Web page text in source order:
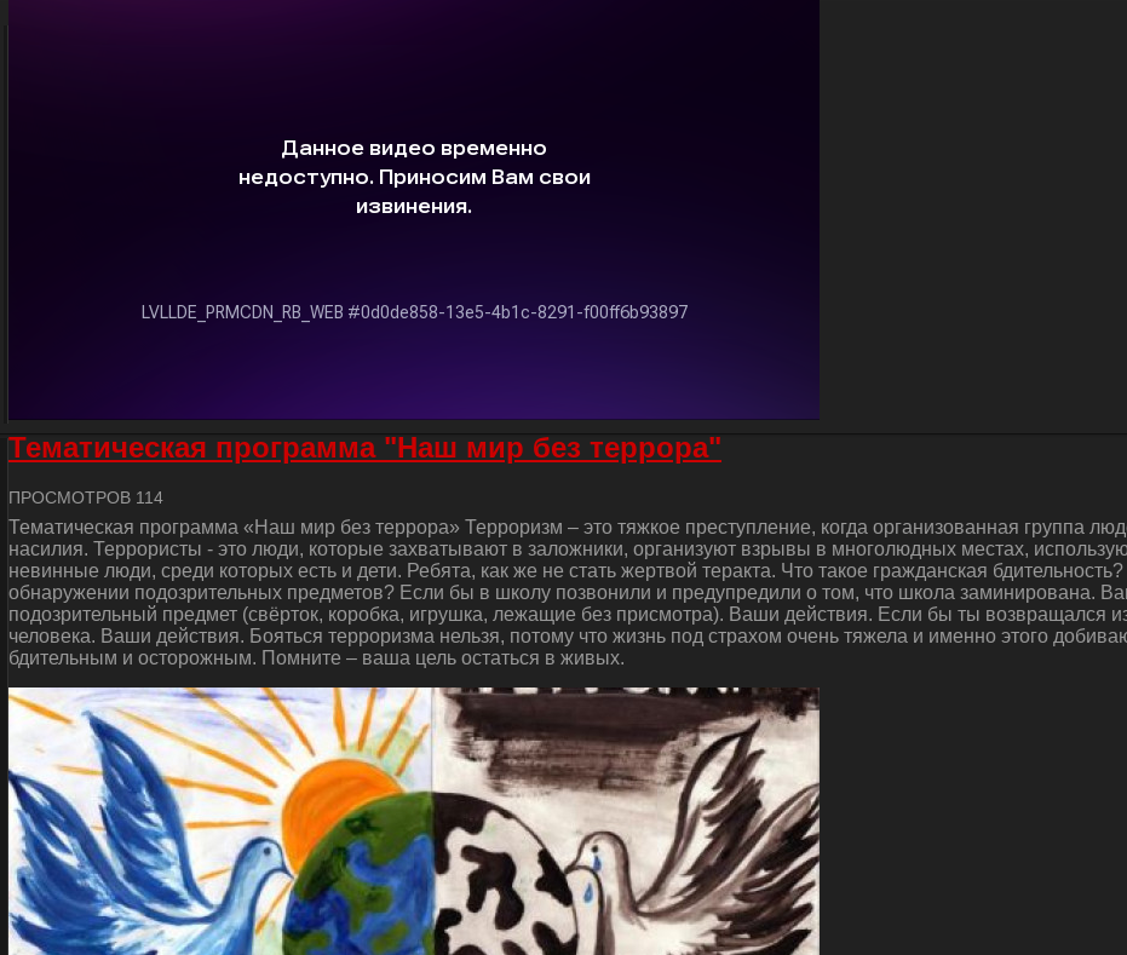
Тематическая программа "Наш мир без террора"
ПРОСМОТРОВ 114
Тематическая программа «Наш мир без террора» Терроризм – это тяжкое преступление, когда организованная группа
насилия. Террористы - это люди, которые захватывают в заложники, организуют взрывы в многолюдных местах,
невинные люди, среди которых есть и дети. Ребята, как же не стать жертвой теракта. Что такое гражданская
обнаружении подозрительных предметов? Если бы в школу позвонили и предупредили о том, что школа заминирована.
подозрительный предмет (свёрток, коробка, игрушка, лежащие без присмотра). Ваши действия. Если бы ты возвращался
человека. Ваши действия. Бояться терроризма нельзя, потому что жизнь под страхом очень тяжела и именно этого
бдительным и осторожным. Помните – ваша цель остаться в живых.